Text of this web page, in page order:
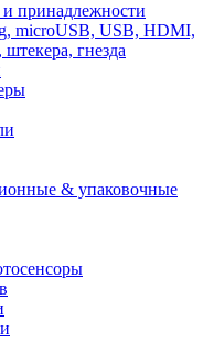
принадлежности
microUSB, USB, HDMI,
гнезда
& упаковочные